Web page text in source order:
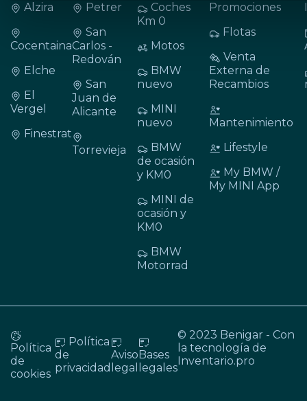
Alzira
Cocentaina
Elche
El
Vergel
Finestrat
Petrer
San
Carlos -
Redován
San
Juan de
Alicante
Torrevieja
Coches
Km 0
Motos
BMW
nuevo
MINI
nuevo
BMW
de ocasión
y KM0
MINI de
ocasión y
KM0
BMW
Motorrad
Promociones
Flotas
Venta
Externa de
Recambios
Mantenimiento
Lifestyle
My BMW /
My MINI App
Política
de
cookies
Política
de
privacidad
Aviso
legal
Bases
legales
© 2023 Benigar - Con
la tecnología de
Inventario.pro